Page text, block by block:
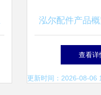
泓尔配件产品
配件解
查看详
更新时间：2026-08-06